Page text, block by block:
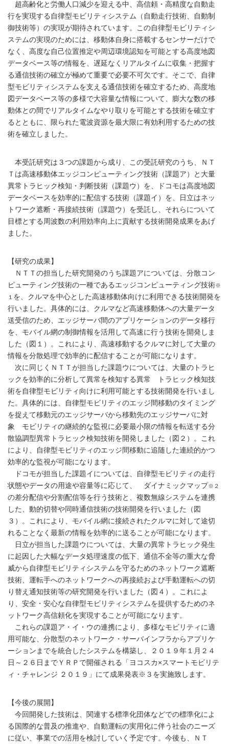
超高齢化と労働人口減少を迎える中、高信頼・高精度な自動走
行を実現する自律型モビリティシステム（自動走行技術、自動制
御技術等）の実現が期待されています。この自律型モビリティシ
ステムの実現のためには、移動体自身に搭載するセンサーだけで
なく、高度な自己位置推定や周辺環境認知を可能とする高度地図
データベース等の情報を、遅延なくリアルタイムに収集・把握す
る通信技術の確立が極めて重要で必要不可欠です。そこで、自律
型モビリティシステムを支える通信技術を確立するため、高度地
図データベース等の多様で大容量な情報について、膨大な数の移
動体との間でリアルタイムなやり取りを可能とする技術を確立す
るとともに、限られた電波資源を最大限に有効利用するための技
術を確立しました。
本受託研究は３つの課題から成り、この受託研究のうち、ＮＴ
Ｔは高速移動体エッジコンピューティング技術（課題ア）と大量
異常トラヒック検知・判断技術（課題ウ）を、ドコモは高度地図
データベースを効率的に配信する技術（課題イ）を、日立はネッ
トワーク遮断・再接続技術（課題ウ）を受託し、それらについて
目標とする周波数の利用効率向上に貢献する技術開発成果をあげ
ました。
【研究の成果】
ＮＴＴの担当した研究開発のうち課題アについては、分散コン
ピューティング技術の一種であるエッジコンピューティング技術※
１ を、クルマを中心とした高速移動体向けに利用できる技術開発を
行いました。具体的には、クルマなど高速移動体への大量データ
送受信のため、エッジサーバ間のアプリケーションのデータ移行
を、モバイル網の制御情報を活用して高速に行う技術を開発しま
した（図１）。これにより、高速移動するクルマに対して大量の
情報を分散処理で効率的に配信することが可能になります。
次に同じくＮＴＴが担当した課題ウについては、大量のトラヒ
ックを効率的に分析して異常を検知する異常 トラヒック検知技
術を自律型モビリティ向けに利用可能とする技術開発を行いまし
た。具体的には、自律型モビリティのエッジ間移動のタイミング
を捉えて移動元のエッジサーバから移動先のエッジサーバに対
象 モビリティの継続的な監視に必要最小限の情報を転送する分
散協調型異常トラヒック検知技術を開発しました（図２）。これ
により、自律型モビリティのエッジ間移動に追随した連続的かつ
効率的な監視が可能になります。
ドコモが担当した課題イについては、自律型モビリティの走行
状態やデータの用途や容量等に応じて、 ダイナミックマップ※２
の差分配信や分割配信等を行う技術と、複数無線システムを連携
した、動的切替や同時通信技術の技術開発を行いました（図
３）。これにより、モバイル網に接続されたクルマに対して途切
れることなく最新の情報を効率的に送ることが可能になります。
日立が担当した課題ウについては、大量の異常トラヒック発生
に起因した大幅なデータ処理速度の低下、通信不全等の重大な脅
威から自律型モビリティシステムを守るためのネットワーク遮断
技術、運転手へのネットワークへの再接続および手動運転への切
り替え通知技術等の研究開発を行いました（図４）。これによ
り、安全・安心な自律型モビリティシステムを提供するためのネ
ットワーク高信頼化を実現することが可能になります。
これらの課題ア・イ・ウの連携により、多様なモビリティに適
用可能な、分散型のネットワーク・サーバインフラからアプリケ
ーションまでを統合したシステムを構築し、２０１９年１月２４
日～２６日までＹＲＰで開催される「ヨコスカ×スマートモビリテ
ィ・チャレンジ ２０１９」にて成果発表※３を実施致します。
【今後の展開】
今回開発した技術は、関連する標準化団体などでの標準化によ
る国際的な普及の推進や、自動運転の実用化に伴う社会のニーズ
に従い、事業での活用を検討していく予定です。今後も、ＮＴ